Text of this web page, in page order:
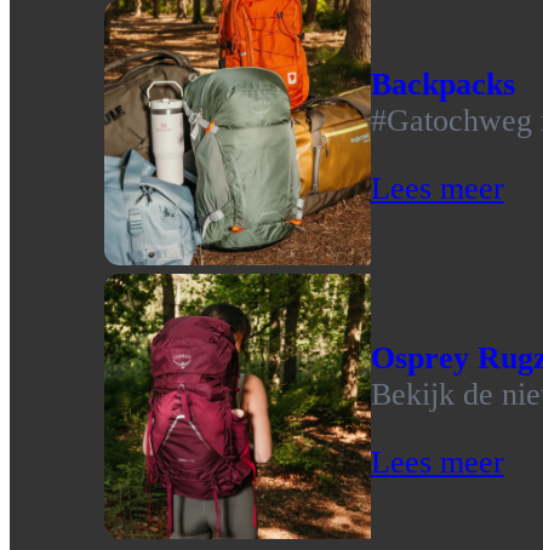
Backpacks
#Gatochweg
Lees meer
Osprey
Bekijk de
Lees meer